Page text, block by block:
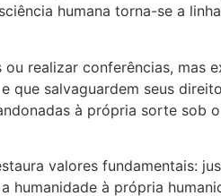
humana torna-se a
realizar conferências, mas
que salvaguardem seus
à própria sorte sob
valores fundamentais:
humanidade à própria